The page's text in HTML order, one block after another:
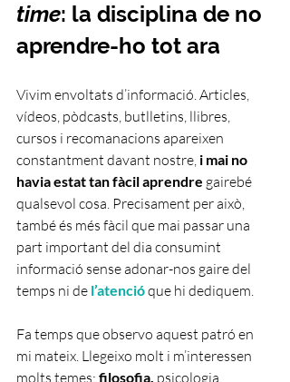
time: la disciplina de no
aprendre-ho tot ara
Vivim envoltats d’informació. Articles,
vídeos, pòdcasts, butlletins, llibres,
cursos i recomanacions apareixen
constantment davant nostre, i mai no
havia estat tan fàcil aprendre gairebé
qualsevol cosa. Precisament per això,
també és més fàcil que mai passar una
part important del dia consumint
informació sense adonar-nos gaire del
temps ni de l’atenció que hi dediquem.
Fa temps que observo aquest patró en
mi mateix. Llegeixo molt i m’interessen
molts temes: filosofia, psicologia,